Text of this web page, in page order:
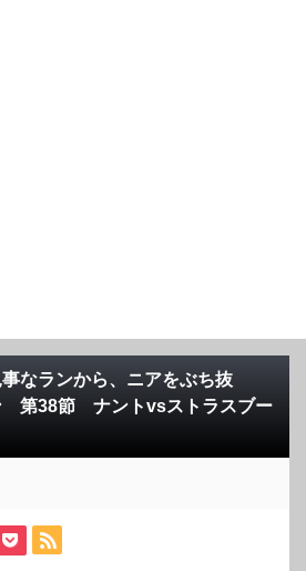
なランから、ニアをぶち抜
第38節 ナントvsストラスブー